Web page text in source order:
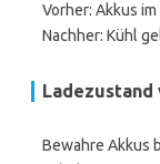
Vorher: Akkus
Nachher: Kühl
Ladezustand
Bewahre Akkus